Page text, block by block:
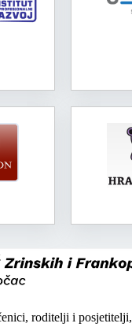
roditelji i posjetitelji,